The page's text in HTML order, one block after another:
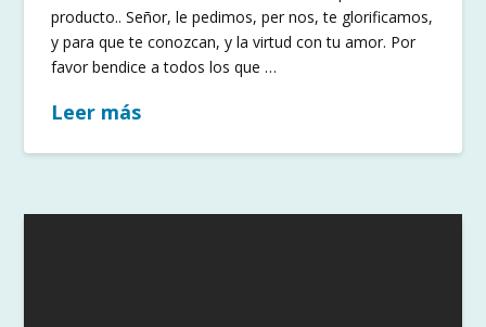
producto.. Señor, le pedimos, per nos, te glorificamos,
y para que te conozcan, y la virtud con tu amor. Por
favor bendice a todos los que …
Leer más